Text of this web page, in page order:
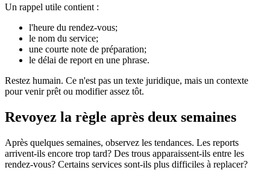
Un rappel utile contient :
l'heure du rendez-vous;
le nom du service;
une courte note de préparation;
le délai de report en une phrase.
Restez humain. Ce n'est pas un texte juridique, mais un contexte
pour venir prêt ou modifier assez tôt.
Revoyez la règle après deux semaines
Après quelques semaines, observez les tendances. Les reports
arrivent-ils encore trop tard? Des trous apparaissent-ils entre les
rendez-vous? Certains services sont-ils plus difficiles à replacer?